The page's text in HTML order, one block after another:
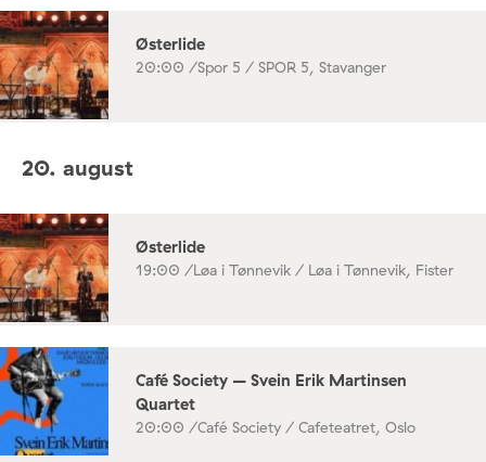
Østerlide
20:00 /Spor 5 / SPOR 5, Stavanger
20. august
Østerlide
19:00 /Løa i Tønnevik / Løa i Tønnevik, Fister
Café Society – Svein Erik Martinsen
Quartet
20:00 /Café Society / Cafeteatret, Oslo